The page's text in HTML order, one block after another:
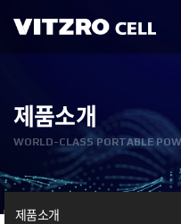
제품소개
WORLD-CLASS PORTABLE
제품소개